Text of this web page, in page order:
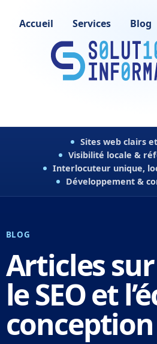
Accueil Services Blog
Sites web clairs
Visibilité locale &
Interlocuteur unique,
Développement &
BLOG
Articles
le SEO et
conception